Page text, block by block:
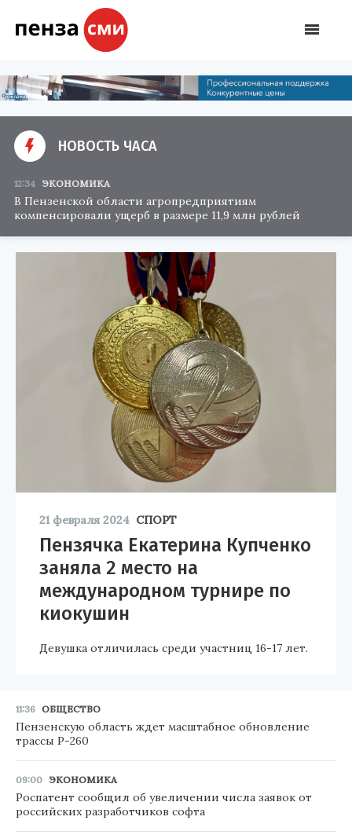
НОВОСТЬ ЧАСА
12:34 ЭКОНОМИКА
В Пензенской области агропредприятиям
компенсировали ущерб в размере 11,9 млн рублей
21 февраля 2024 СПОРТ
Пензячка Екатерина Купченко
заняла 2 место на
международном турнире по
киокушин
Девушка отличилась среди участниц 16-17 лет.
11:36 ОБЩЕСТВО
Пензенскую область ждет масштабное обновление
трассы Р-260
09:00 ЭКОНОМИКА
Роспатент сообщил об увеличении числа заявок от
российских разработчиков софта